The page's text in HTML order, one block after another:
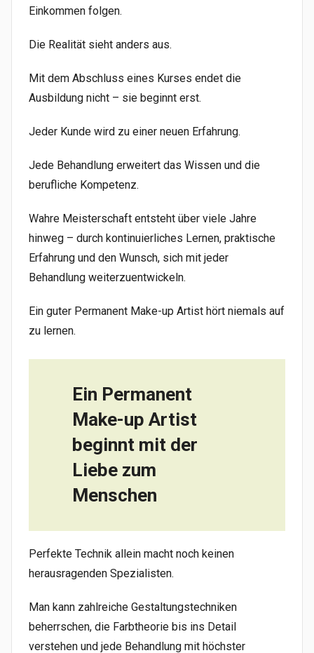
Einkommen folgen.
Die Realität sieht anders aus.
Mit dem Abschluss eines Kurses endet die
Ausbildung nicht – sie beginnt erst.
Jeder Kunde wird zu einer neuen Erfahrung.
Jede Behandlung erweitert das Wissen und die
berufliche Kompetenz.
Wahre Meisterschaft entsteht über viele Jahre
hinweg – durch kontinuierliches Lernen, praktische
Erfahrung und den Wunsch, sich mit jeder
Behandlung weiterzuentwickeln.
Ein guter Permanent Make-up Artist hört niemals auf
zu lernen.
Ein Permanent
Make-up Artist
beginnt mit der
Liebe zum
Menschen
Perfekte Technik allein macht noch keinen
herausragenden Spezialisten.
Man kann zahlreiche Gestaltungstechniken
beherrschen, die Farbtheorie bis ins Detail
verstehen und jede Behandlung mit höchster